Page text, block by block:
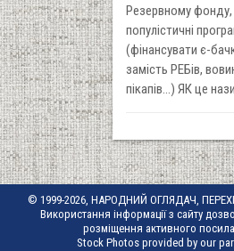
Резервному фонду,
популістичні
(фінансувати є-
замість РЕБів,
пікапів...) ЯК це
© 1999-2026, НАРОДНИЙ ОГЛЯДАЧ,
Використання інформації з сайту
розміщення активного
Stock Photos provided by our